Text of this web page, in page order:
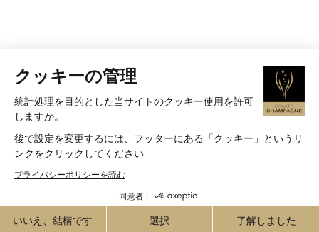
クッキーの管理
統計処理を目的とした当サイトのクッキー使用を許可
しますか。
後で設定を変更するには、フッターにある「クッキー」というリ
ンクをクリックしてください
プライバシーポリシーを読む
同意者：
いいえ、結構です 選択 了解しました